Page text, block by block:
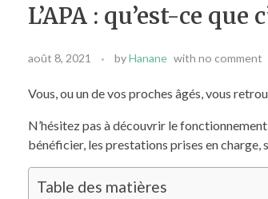
L’APA : qu’est-ce que
août 8, 2021 byHanane with no comment
Vous, ou un de vos proches âgés, vous
N’hésitez pas à découvrir le
bénéficier, les prestations prises en
Table des matières